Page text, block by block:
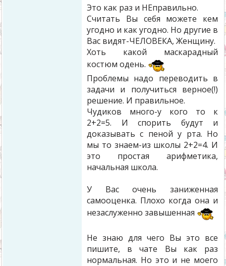
Это как раз и НЕправильно.
Считать Вы себя можете кем
угодно и как угодно. Но другие в
Вас видят-ЧЕЛОВЕКА, Женщину.
Хоть какой маскарадный
костюм одень.
Проблемы надо переводить в
задачи и получиться верное(!)
решение. И правильное.
Чудиков много-у кого то к
2+2=5. И спорить будут и
доказывать с пеной у рта. Но
мы то знаем-из школы 2+2=4. И
это простая арифметика,
начальная школа.
У Вас очень заниженная
самооценка. Плохо когда она и
незаслуженно завышенная
Не знаю для чего Вы это все
пишите, в чате Вы как раз
нормальная. Но это и не моего